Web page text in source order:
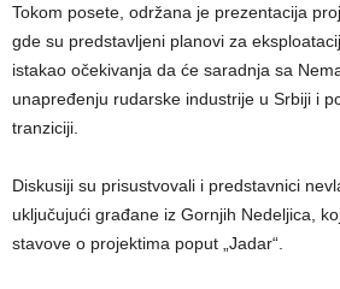
Tokom posete, održana je prezentacija
gde su predstavljeni planovi za
istakao očekivanja da će saradnja sa
unapređenju rudarske industrije u Srbiji i
tranziciji.
Diskusiji su prisustvovali i predstavnici
uključujući građane iz Gornjih Nedeljica,
stavove o projektima poput „Jadar“.